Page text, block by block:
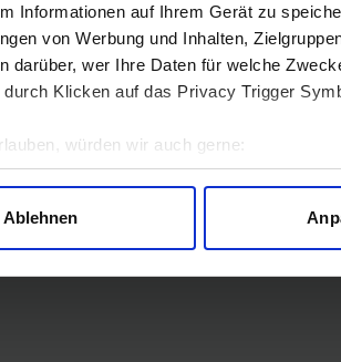
Informationen auf Ihrem Gerät zu
von Werbung und Inhalten,
darüber, wer Ihre Daten für welche
durch Klicken auf das Privacy Trigger
würden wir auch gerne:
über Ihre geografische Lage erfassen,
darüber, wie Ihre persönlichen Daten
Ablehnen
7 Tage
GEWINNSPIEL
Bis zum 21. August hast
gewinnen. Die